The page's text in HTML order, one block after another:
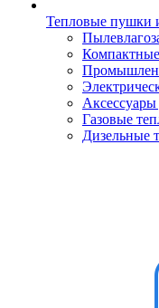
Тепловые пушки
Аксессуары
Газовые
Дизельные